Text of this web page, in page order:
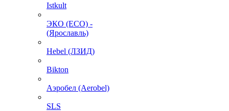
Istkult
ЭКО (ECO) -
(Ярославль)
Hebel (ЛЗИД)
Bikton
Аэробел (Aerobel)
SLS